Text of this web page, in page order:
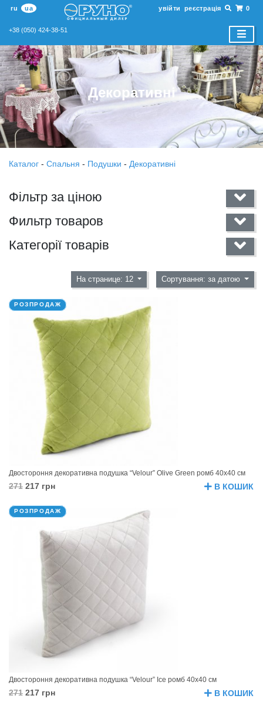
ru ua увійти реєстрація 0
+38 (050) 424-38-51
Декоративнi
Каталог - Спальня - Подушки - Декоративнi
Фільтр за ціною
Фильтр товаров
Категорії товарів
На странице: 12 Сортування: за датою
РОЗПРОДАЖ
Двостороння декоративна подушка “Velour” Olive Green ромб 40х40 см
271 217 грн В КОШИК
РОЗПРОДАЖ
Двостороння декоративна подушка “Velour” Ice ромб 40х40 см
271 217 грн В КОШИК